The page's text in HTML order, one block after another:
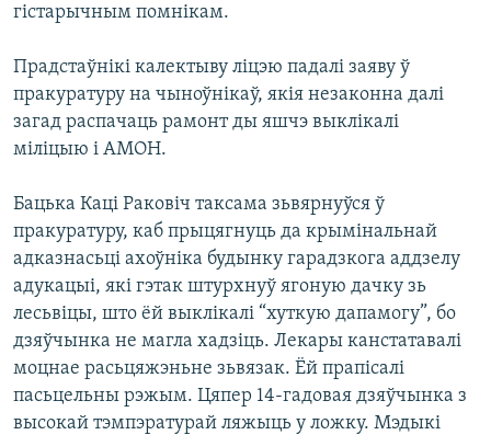
гістарычным помнікам.
Прадстаўнікі калектыву ліцэю падалі заяву ў
пракуратуру на чыноўнікаў, якія незаконна далі
загад распачаць рамонт ды яшчэ выклікалі
міліцыю і АМОН.
Бацька Каці Раковіч таксама зьвярнуўся ў
пракуратуру, каб прыцягнуць да крымінальнай
адказнасьці ахоўніка будынку гарадзкога аддзелу
адукацыі, які гэтак штурхнуў ягоную дачку зь
лесьвіцы, што ёй выклікалі “хуткую дапамогу”, бо
дзяўчынка не магла хадзіць. Лекары канстатавалі
моцнае расьцяжэньне зьвязак. Ёй прапісалі
пасьцельны рэжым. Цяпер 14-гадовая дзяўчынка з
высокай тэмпэратурай ляжыць у ложку. Мэдыкі